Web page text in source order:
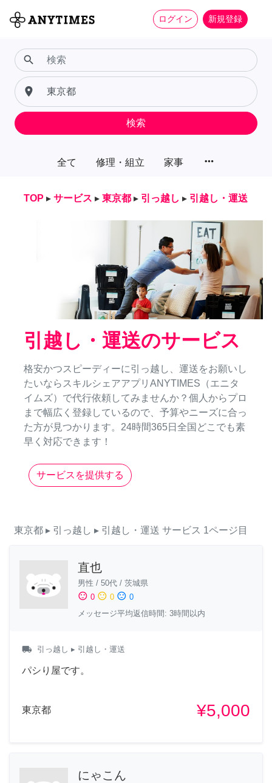
ログイン 新規登録
全て 修理・組立 家事 more_horiz
search
place
検索
TOP ▸ サービス ▸ 東京都 ▸ 引っ越し ▸ 引越し・運送
引越し・運送のサービス
格安かつスピーディーに引っ越し、運送をお願いし
たいならスキルシェアアプリANYTIMES（エニタ
イムズ）で代行依頼してみませんか？個人からプロ
まで幅広く登録しているので、予算やニーズに合っ
た方が見つかります。24時間365日全国どこでも素
早く対応できます！
サービスを提供する
東京都 ▸ 引っ越し ▸ 引越し・運送 サービス 1ページ目
直也
男性 / 50代 / 茨城県
sentiment_satisfied 0 sentiment_neutral 0 sentiment_dissatisfied 0
メッセージ平均返信時間: 3時間以内
local_shipping 引っ越し ▸ 引越し・運送
パシり屋です。
東京都 ¥5,000
にゃこん